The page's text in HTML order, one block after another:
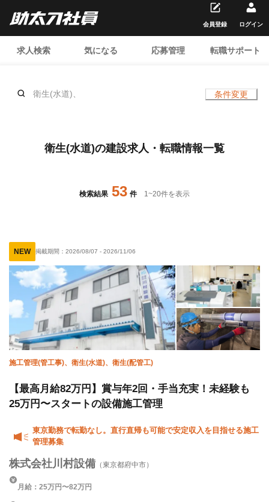
求人検索 気になる 応募管理 転職サポート
会員登録 ログイン
衛生(水道)、 条件変更
衛生(水道)の建設求人・転職情報一覧
検索結果 53 件 1~20件を表示
NEW 掲載期間： 2026/08/07 - 2026/11/06
施工管理(管工事)、衛生(水道)、衛生(配管工)
【最高月給82万円】賞与年2回・手当充実！未経験も
25万円〜スタートの設備施工管理
東京勤務で転勤なし。直行直帰も可能で安定収入を目指せる施工
管理募集
株式会社川村設備 （東京都府中市）
月給：25万円〜82万円